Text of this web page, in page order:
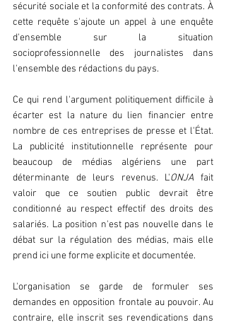
sécurité sociale et la conformité des contrats. À
cette requête s'ajoute un appel à une enquête
d'ensemble sur la situation
socioprofessionnelle des journalistes dans
l'ensemble des rédactions du pays.
Ce qui rend l'argument politiquement difficile à
écarter est la nature du lien financier entre
nombre de ces entreprises de presse et l'État.
La publicité institutionnelle représente pour
beaucoup de médias algériens une part
déterminante de leurs revenus. L'ONJA fait
valoir que ce soutien public devrait être
conditionné au respect effectif des droits des
salariés. La position n'est pas nouvelle dans le
débat sur la régulation des médias, mais elle
prend ici une forme explicite et documentée.
L'organisation se garde de formuler ses
demandes en opposition frontale au pouvoir. Au
contraire, elle inscrit ses revendications dans